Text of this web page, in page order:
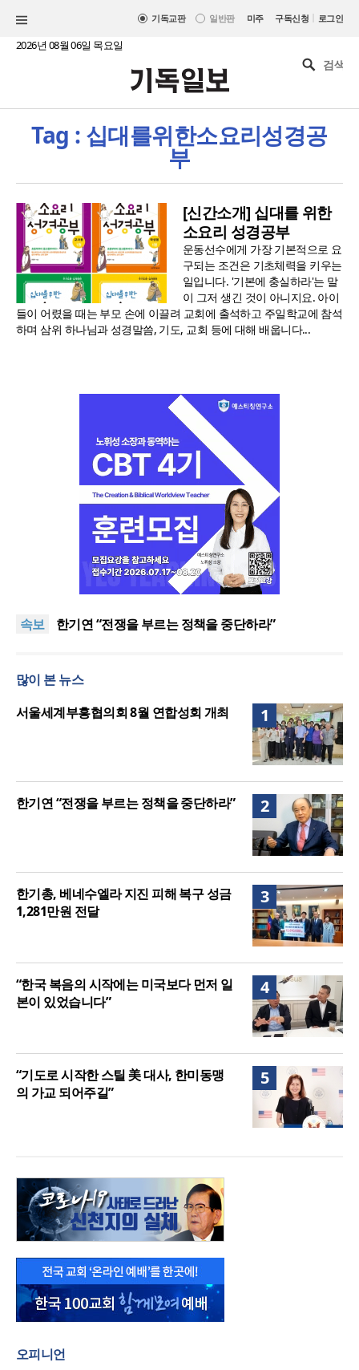
기독교판 일반판 미주 구독신청 | 로그인
2026년 08월 06일 목요일
Tag : 십대를위한소요리성경공
부
[신간소개] 십대를 위한
소요리 성경공부
운동선수에게 가장 기본적으로 요
구되는 조건은 기초체력을 키우는
일입니다. '기본에 충실하라'는 말
이 그저 생긴 것이 아니지요. 아이
들이 어렸을 때는 부모 손에 이끌려 교회에 출석하고 주일학교에 참석
하며 삼위 하나님과 성경말씀, 기도, 교회 등에 대해 배웁니다...
속보
“한국 복음의 시작에는 미국보다 먼저 일본이 있었습
주길”
한기연 “전쟁을 부르는 정책을 중단하라”
성회 위해 협력
“한국 복음의 시작에는 미국보다 먼저 일본이 있었습
“기도로 시작한 스틸 美 대사, 한미동맹의 가교 되어
주길”
많이 본 뉴스
1
서울세계부흥협의회 8월 연합성회 개최
2
한기연 “전쟁을 부르는 정책을 중단하라”
3
한기총, 베네수엘라 지진 피해 복구 성금
1,281만원 전달
4
“한국 복음의 시작에는 미국보다 먼저 일
본이 있었습니다”
5
“기도로 시작한 스틸 美 대사, 한미동맹
의 가교 되어주길”
오피니언